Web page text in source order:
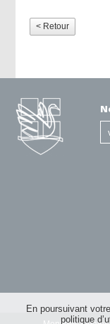
En poursuivant
politique
< Retour